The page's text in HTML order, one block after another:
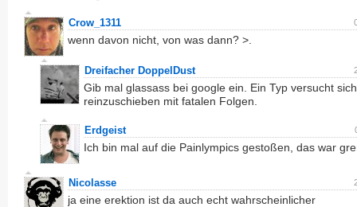
Crow_1311
wenn davon nicht, von was dann? >.
Dreifacher DoppelDust
Gib mal glassass bei google ein. Ein Typ versucht
reinzuschieben mit fatalen Folgen.
Erdgeist
Ich bin mal auf die Painlympics gestoßen, das war
Nicolasse
ja eine erektion ist da auch echt wahrscheinlicher